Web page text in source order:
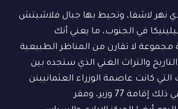
نهر لاشفا، وتحيط بها جبال فلاشيتش
في الجنوب، ما يعني أنك
مجموعة لا تقارن من المناظر الطبيعية
والتراث الغني الذي ستجده بين
التي كانت عاصمة الوزراء العثمانيينن
منذ 150 عاما، بما في ذلك إقامة 77 وزير، ومقر